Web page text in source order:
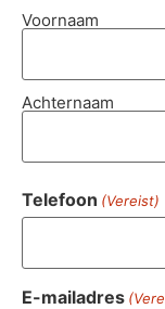
Voornaam
Achternaam
Telefoon (Vereist)
E-mailadres